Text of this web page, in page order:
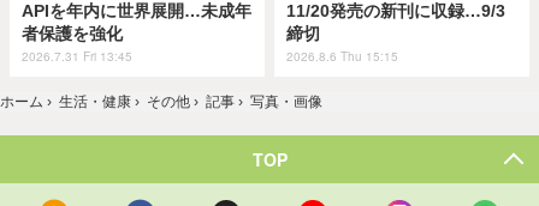
APIを年内に世界展開…未成年
者保護を強化
2026.7.31 Fri 13:45
11/20発売の新刊に収録…9/3
締切
2026.8.6 Thu 15:15
ホーム › 生活・健康 › その他 › 記事 › 写真・画像
TOP